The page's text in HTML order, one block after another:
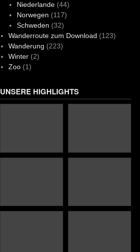
Niederlande(44)
Norwegen (117)
Schweden (32)
Wanderroute zum Download (123)
Wanderung (223)
Winter(2)
Zoo(1)
UNSERE HIGHLIGHTS